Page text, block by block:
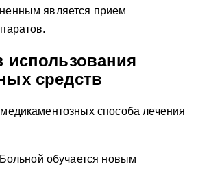
является прием
использования
средств
способа лечения
обучается новым